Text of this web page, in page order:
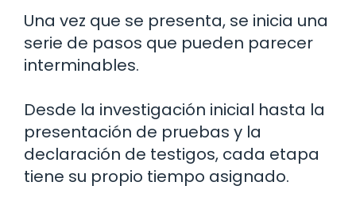
Una vez que se presenta, se inicia una
serie de pasos que pueden parecer
interminables.
Desde la investigación inicial hasta la
presentación de pruebas y la
declaración de testigos, cada etapa
tiene su propio tiempo asignado.